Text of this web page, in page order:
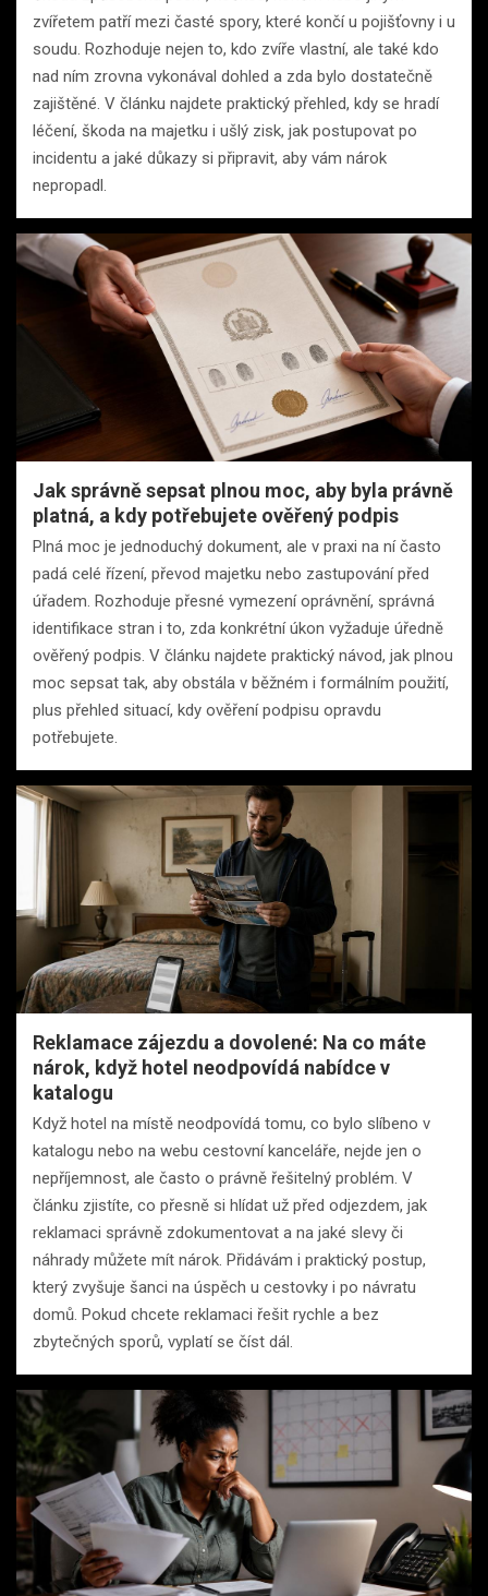
zvířetem patří mezi časté spory, které končí u pojišťovny i u
soudu. Rozhoduje nejen to, kdo zvíře vlastní, ale také kdo
nad ním zrovna vykonával dohled a zda bylo dostatečně
zajištěné. V článku najdete praktický přehled, kdy se hradí
léčení, škoda na majetku i ušlý zisk, jak postupovat po
incidentu a jaké důkazy si připravit, aby vám nárok
nepropadl.
Jak správně sepsat plnou moc, aby byla právně
platná, a kdy potřebujete ověřený podpis
Plná moc je jednoduchý dokument, ale v praxi na ní často
padá celé řízení, převod majetku nebo zastupování před
úřadem. Rozhoduje přesné vymezení oprávnění, správná
identifikace stran i to, zda konkrétní úkon vyžaduje úředně
ověřený podpis. V článku najdete praktický návod, jak plnou
moc sepsat tak, aby obstála v běžném i formálním použití,
plus přehled situací, kdy ověření podpisu opravdu
potřebujete.
Reklamace zájezdu a dovolené: Na co máte
nárok, když hotel neodpovídá nabídce v
katalogu
Když hotel na místě neodpovídá tomu, co bylo slíbeno v
katalogu nebo na webu cestovní kanceláře, nejde jen o
nepříjemnost, ale často o právně řešitelný problém. V
článku zjistíte, co přesně si hlídat už před odjezdem, jak
reklamaci správně zdokumentovat a na jaké slevy či
náhrady můžete mít nárok. Přidávám i praktický postup,
který zvyšuje šanci na úspěch u cestovky i po návratu
domů. Pokud chcete reklamaci řešit rychle a bez
zbytečných sporů, vyplatí se číst dál.